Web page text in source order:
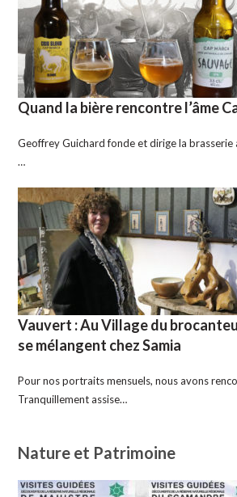
Quand la bière rencontre l’âme
Geoffrey Guichard fonde et dirige la brasserie
…
Vauvert : Au Village du
se mélangent chez Samia
Pour nos portraits mensuels, nous avons
Tranquillement assise…
Nature et Patrimoine